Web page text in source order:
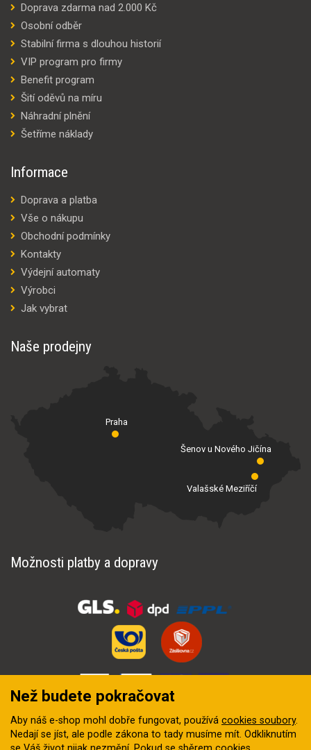
Doprava zdarma nad 2.000 Kč
Osobní odběr
Stabilní firma s dlouhou historií
VIP program pro firmy
Benefit program
Šití oděvů na míru
Náhradní plnění
Šetříme náklady
Informace
Doprava a platba
Vše o nákupu
Obchodní podmínky
Kontakty
Výdejní automaty
Výrobci
Jak vybrat
Naše prodejny
Praha
Valašské Meziříčí
Šenov u Nového Jičína
Možnosti platby a dopravy
Než budete pokračovat
Aby náš e-shop mohl dobře fungovat, používá cookies soubory.
Nedají se jíst, ale podle zákona to tady musíme mít. Odkliknutím